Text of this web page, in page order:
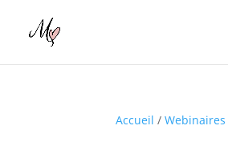
Accueil /Webinaires